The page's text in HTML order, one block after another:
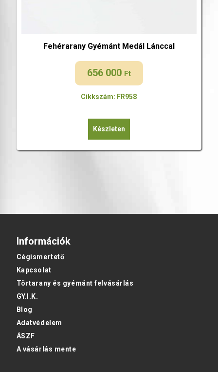
Fehérarany Gyémánt Medál Lánccal
656 000 Ft
Cikkszám: FR958
Készleten
Információk
Cégismertető
Kapcsolat
Törtarany és gyémánt felvásárlás
GY.I.K.
Blog
Adatvédelem
ÁSZF
A vásárlás mente